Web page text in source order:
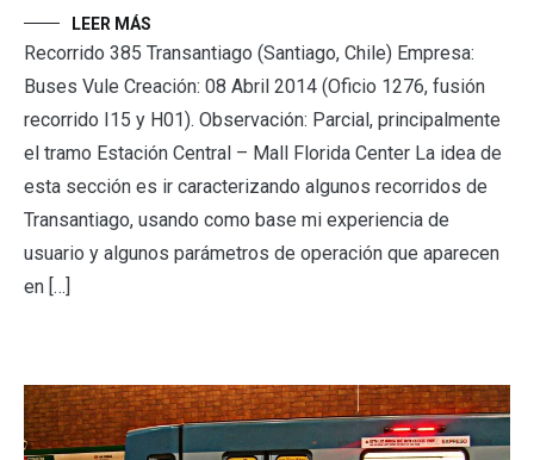
LEER MÁS
Recorrido 385 Transantiago (Santiago, Chile) Empresa:
Buses Vule Creación: 08 Abril 2014 (Oficio 1276, fusión
recorrido I15 y H01). Observación: Parcial, principalmente
el tramo Estación Central – Mall Florida Center La idea de
esta sección es ir caracterizando algunos recorridos de
Transantiago, usando como base mi experiencia de
usuario y algunos parámetros de operación que aparecen
en […]